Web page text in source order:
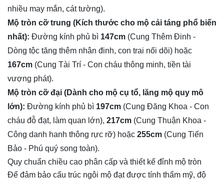
nhiều may mắn, cát tường).
Mộ tròn cỡ trung (Kích thước cho mộ cải táng phổ biến
nhất): Đường kính phủ bì 147cm (Cung Thêm Đinh -
Dòng tộc tăng thêm nhân đinh, con trai nối dõi) hoặc
167cm (Cung Tài Trí - Con cháu thông minh, tiền tài
vượng phát).
Mộ tròn cỡ đại (Dành cho mộ cụ tổ, lăng mộ quy mô
lớn): Đường kính phủ bì 197cm (Cung Đăng Khoa - Con
cháu đỗ đạt, làm quan lớn), 217cm (Cung Thuận Khoa -
Công danh hanh thông rực rỡ) hoặc 255cm (Cung Tiến
Bảo - Phú quý song toàn).
Quy chuẩn chiều cao phân cấp và thiết kế đỉnh mộ tròn
Để đảm bảo cấu trúc ngôi mộ đạt được tính thẩm mỹ, độ